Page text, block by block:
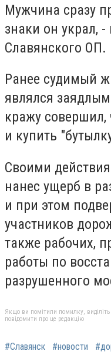
Мужчина сразу
знаки он украл,
Славянского ОП.
Ранее судимый
являлся
кражу совершил,
и купить
Своими
нанес ущерб в
и при этом
участников
также рабочих,
работы по
разрушенного
Якщо ви помітили помилку, виділіть
повідомити про це редакцію
#Славянск #новости